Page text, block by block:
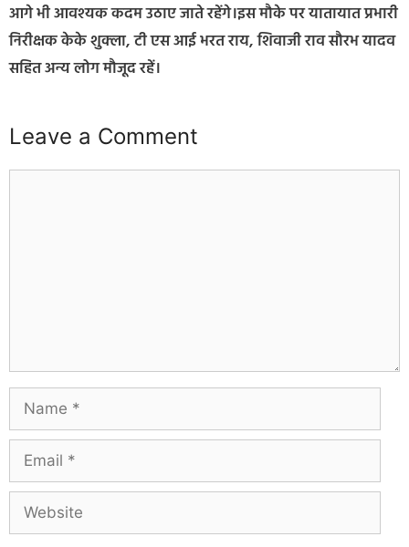
आगे भी आवश्यक कदम उठाए जाते रहेंगे।इस मौके पर यातायात प्रभारी
निरीक्षक केके शुक्ला, टी एस आई भरत राय, शिवाजी राव सौरभ यादव
सहित अन्य लोग मौजूद रहें।
Leave a Comment